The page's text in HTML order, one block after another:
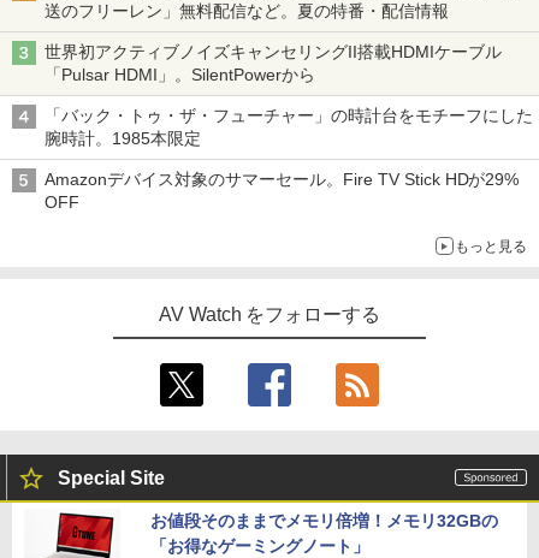
送のフリーレン」無料配信など。夏の特番・配信情報
世界初アクティブノイズキャンセリングII搭載HDMIケーブル
「Pulsar HDMI」。SilentPowerから
「バック・トゥ・ザ・フューチャー」の時計台をモチーフにした
腕時計。1985本限定
Amazonデバイス対象のサマーセール。Fire TV Stick HDが29%
OFF
もっと見る
AV Watch をフォローする
Special Site
お値段そのままでメモリ倍増！メモリ32GBの
「お得なゲーミングノート」